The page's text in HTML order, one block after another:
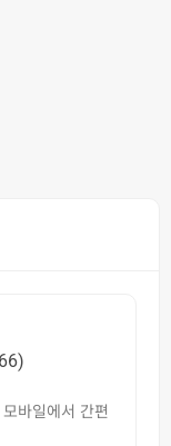
바일에서 간편